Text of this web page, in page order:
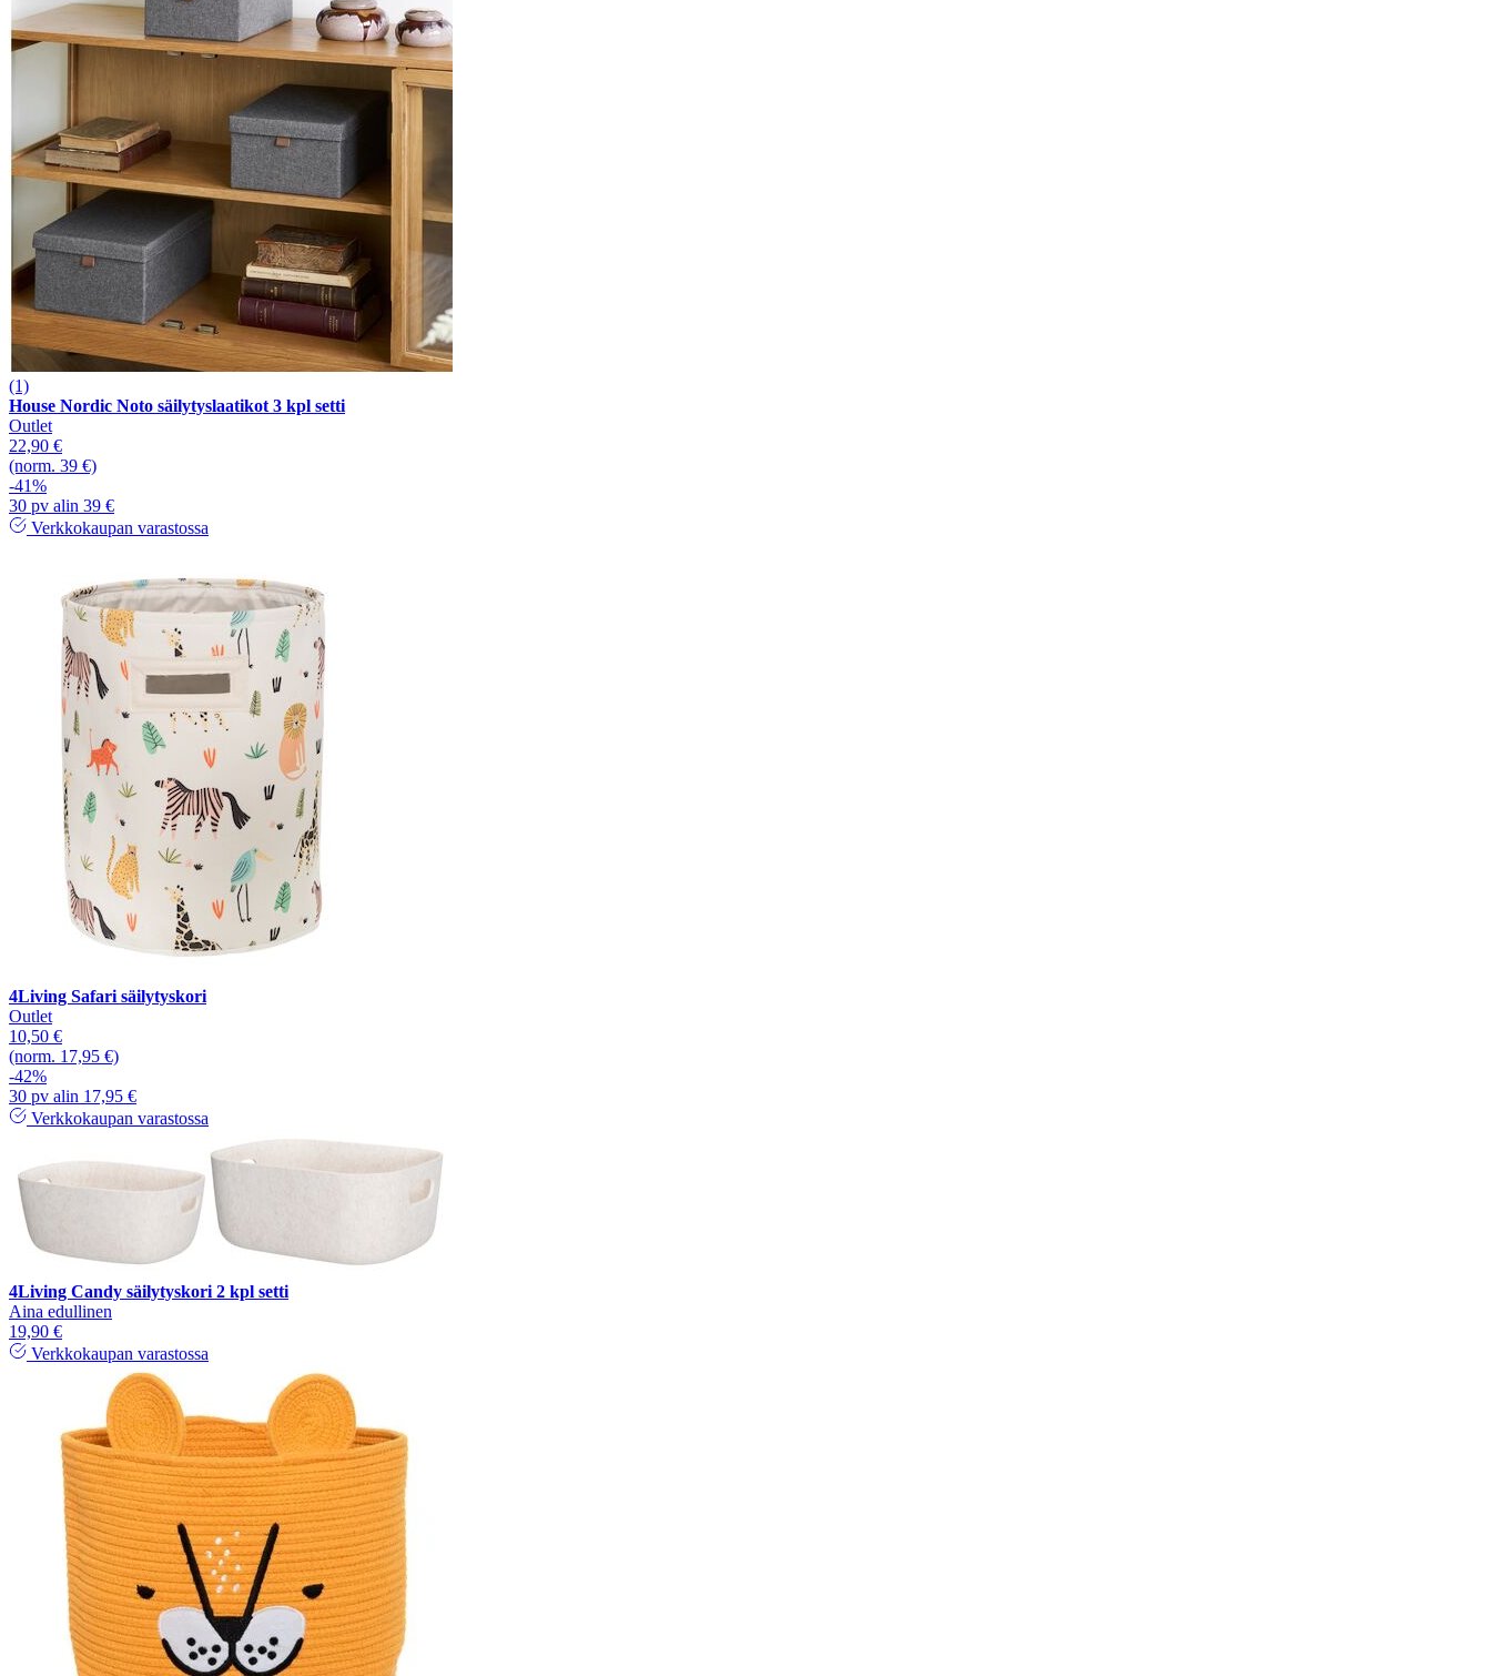
(1)
House Nordic Noto säilytyslaatikot 3 kpl setti
Outlet
22,90 €
(norm. 39 €)
-41%
30 pv alin 39 €
Verkkokaupan varastossa
4Living Safari säilytyskori
Outlet
10,50 €
(norm. 17,95 €)
-42%
30 pv alin 17,95 €
Verkkokaupan varastossa
4Living Candy säilytyskori 2 kpl setti
Aina edullinen
19,90 €
Verkkokaupan varastossa